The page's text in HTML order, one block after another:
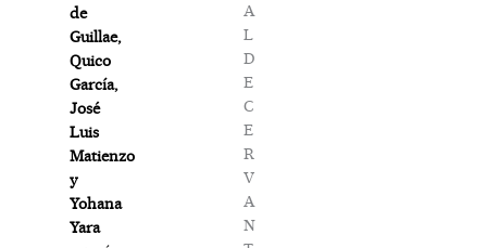
de
Guillae,
Quico
García,
José
Luis
Matienzo
y
Yohana
Yara
A
L
D
E
C
E
R
V
A
N